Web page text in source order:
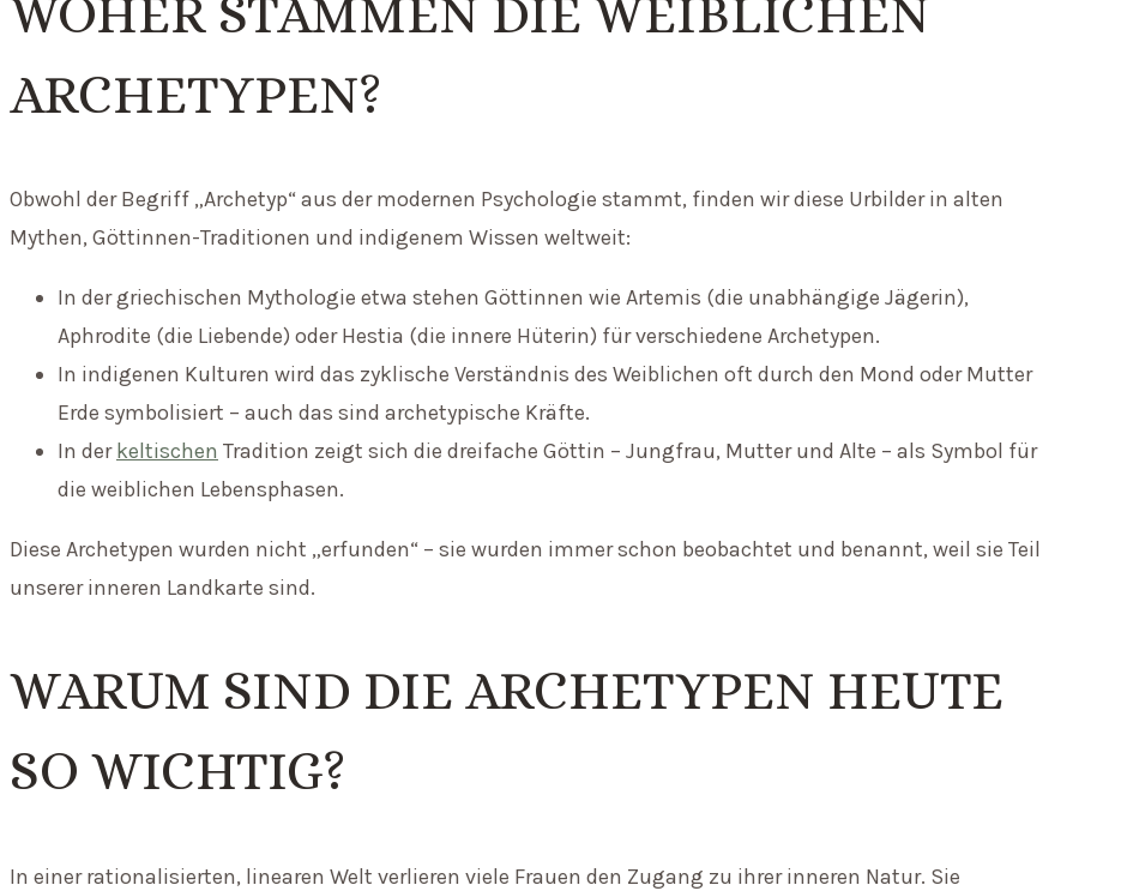
WOHER STAMMEN DIE WEIBLICHEN
ARCHETYPEN?
Obwohl der Begriff „Archetyp“ aus der modernen Psychologie stammt, finden wir diese Urbilder in alten
Mythen, Göttinnen-Traditionen und indigenem Wissen weltweit:
In der griechischen Mythologie etwa stehen Göttinnen wie Artemis (die unabhängige Jägerin),
Aphrodite (die Liebende) oder Hestia (die innere Hüterin) für verschiedene Archetypen.
In indigenen Kulturen wird das zyklische Verständnis des Weiblichen oft durch den Mond oder Mutter
Erde symbolisiert – auch das sind archetypische Kräfte.
In derkeltischen Tradition zeigt sich die dreifache Göttin – Jungfrau, Mutter und Alte – als Symbol für
die weiblichen Lebensphasen.
Diese Archetypen wurden nicht „erfunden“ – sie wurden immer schon beobachtet und benannt, weil sie Teil
unserer inneren Landkarte sind.
WARUM SIND DIE ARCHETYPEN HEUTE
SO WICHTIG?
In einer rationalisierten, linearen Welt verlieren viele Frauen den Zugang zu ihrer inneren Natur. Sie